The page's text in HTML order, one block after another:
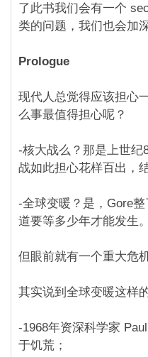
了此书我们会有一个
类的问题，我们也会加
Prologue
现代人总觉得应该担心
么事最值得担心呢？
-核大战么？那是上世纪
战如此担心花样百出，
-全球变暖？是，Gore
道要等多少年才能发生。
但眼前就有一个重大危
其实说到全球变暖这样
-1968年资深科学家
于饥荒；